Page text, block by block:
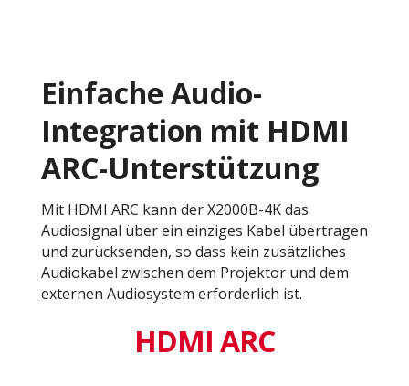
Einfache Audio-
Integration mit HDMI
ARC-Unterstützung
Mit HDMI ARC kann der X2000B-4K das
Audiosignal über ein einziges Kabel übertragen
und zurücksenden, so dass kein zusätzliches
Audiokabel zwischen dem Projektor und dem
externen Audiosystem erforderlich ist.
HDMI ARC